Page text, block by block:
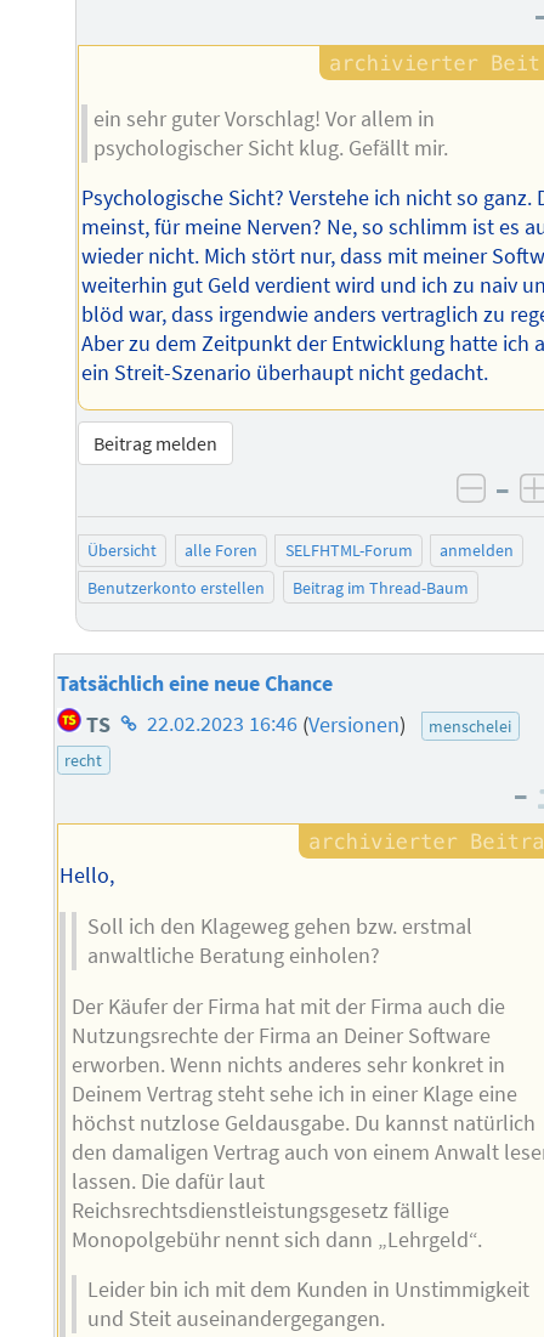
ein sehr guter Vorschlag! Vor allem in
psychologischer Sicht klug. Gefällt mir.
Psychologische Sicht? Verstehe ich nicht so ganz.
meinst, für meine Nerven? Ne, so schlimm ist es
wieder nicht. Mich stört nur, dass mit meiner
weiterhin gut Geld verdient wird und ich zu naiv
blöd war, dass irgendwie anders vertraglich zu
Aber zu dem Zeitpunkt der Entwicklung hatte ich
ein Streit-Szenario überhaupt nicht gedacht.
Beitrag melden
–
Übersicht alle Foren SELFHTML-Forum
anmelden
Benutzerkonto erstellen
Beitrag im Thread-Baum
Tatsächlich eine neue Chance
TS Homepage
22.02.2023 16:46 (Versionen)
menschelei
recht
–
Hello,
Soll ich den Klageweg gehen bzw. erstmal
anwaltliche Beratung einholen?
Der Käufer der Firma hat mit der Firma auch die
Nutzungsrechte der Firma an Deiner Software
erworben. Wenn nichts anderes sehr konkret in
Deinem Vertrag steht sehe ich in einer Klage eine
höchst nutzlose Geldausgabe. Du kannst natürlich
den damaligen Vertrag auch von einem Anwalt
lassen. Die dafür laut
Reichsrechtsdienstleistungsgesetz fällige
Monopolgebühr nennt sich dann „Lehrgeld“.
Leider bin ich mit dem Kunden in Unstimmigkeit
und Steit auseinandergegangen.